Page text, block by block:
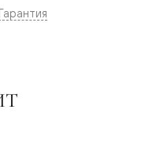
Гарантия